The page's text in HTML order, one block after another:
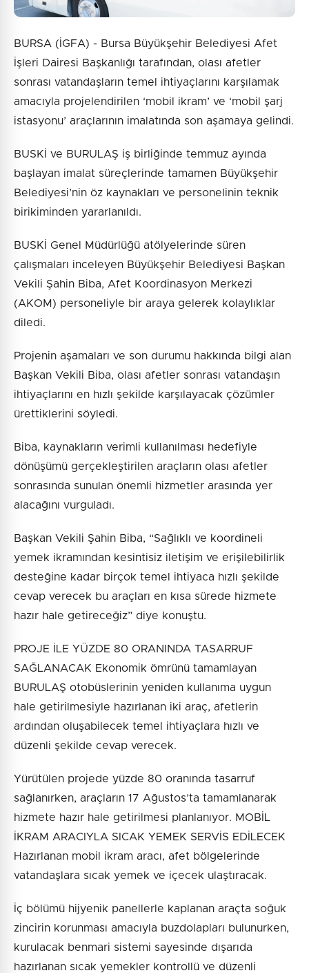
BURSA (İGFA) - Bursa Büyükşehir Belediyesi Afet
İşleri Dairesi Başkanlığı tarafından, olası afetler
sonrası vatandaşların temel ihtiyaçlarını karşılamak
amacıyla projelendirilen ‘mobil ikram’ ve ‘mobil şarj
istasyonu’ araçlarının imalatında son aşamaya gelindi.
BUSKİ ve BURULAŞ iş birliğinde temmuz ayında
başlayan imalat süreçlerinde tamamen Büyükşehir
Belediyesi’nin öz kaynakları ve personelinin teknik
birikiminden yararlanıldı.
BUSKİ Genel Müdürlüğü atölyelerinde süren
çalışmaları inceleyen Büyükşehir Belediyesi Başkan
Vekili Şahin Biba, Afet Koordinasyon Merkezi
(AKOM) personeliyle bir araya gelerek kolaylıklar
diledi.
Projenin aşamaları ve son durumu hakkında bilgi alan
Başkan Vekili Biba, olası afetler sonrası vatandaşın
ihtiyaçlarını en hızlı şekilde karşılayacak çözümler
ürettiklerini söyledi.
Biba, kaynakların verimli kullanılması hedefiyle
dönüşümü gerçekleştirilen araçların olası afetler
sonrasında sunulan önemli hizmetler arasında yer
alacağını vurguladı.
Başkan Vekili Şahin Biba, “Sağlıklı ve koordineli
yemek ikramından kesintisiz iletişim ve erişilebilirlik
desteğine kadar birçok temel ihtiyaca hızlı şekilde
cevap verecek bu araçları en kısa sürede hizmete
hazır hale getireceğiz” diye konuştu.
PROJE İLE YÜZDE 80 ORANINDA TASARRUF
SAĞLANACAK Ekonomik ömrünü tamamlayan
BURULAŞ otobüslerinin yeniden kullanıma uygun
hale getirilmesiyle hazırlanan iki araç, afetlerin
ardından oluşabilecek temel ihtiyaçlara hızlı ve
düzenli şekilde cevap verecek.
Yürütülen projede yüzde 80 oranında tasarruf
sağlanırken, araçların 17 Ağustos’ta tamamlanarak
hizmete hazır hale getirilmesi planlanıyor. MOBİL
İKRAM ARACIYLA SICAK YEMEK SERVİS EDİLECEK
Hazırlanan mobil ikram aracı, afet bölgelerinde
vatandaşlara sıcak yemek ve içecek ulaştıracak.
İç bölümü hijyenik panellerle kaplanan araçta soğuk
zincirin korunması amacıyla buzdolapları bulunurken,
kurulacak benmari sistemi sayesinde dışarıda
hazırlanan sıcak yemekler kontrollü ve düzenli